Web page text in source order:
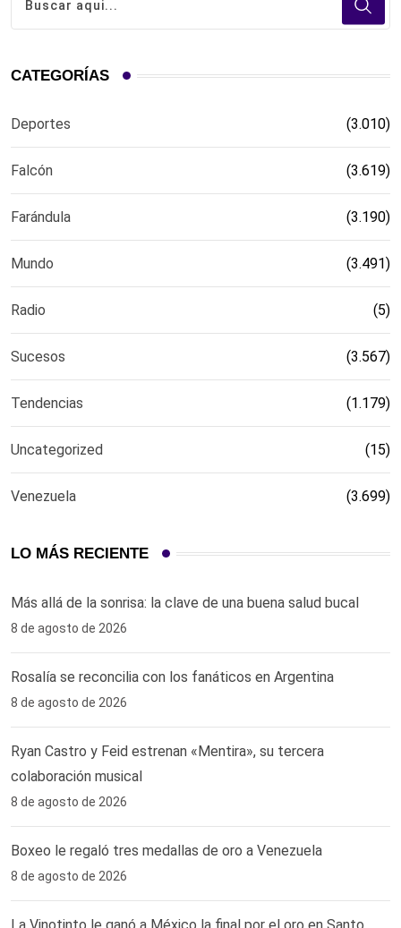
CATEGORÍAS
Deportes (3.010)
Falcón (3.619)
Farándula (3.190)
Mundo (3.491)
Radio (5)
Sucesos (3.567)
Tendencias (1.179)
Uncategorized (15)
Venezuela (3.699)
LO MÁS RECIENTE
Más allá de la sonrisa: la clave de una buena salud bucal
8 de agosto de 2026
Rosalía se reconcilia con los fanáticos en Argentina
8 de agosto de 2026
Ryan Castro y Feid estrenan «Mentira», su tercera
colaboración musical
8 de agosto de 2026
Boxeo le regaló tres medallas de oro a Venezuela
8 de agosto de 2026